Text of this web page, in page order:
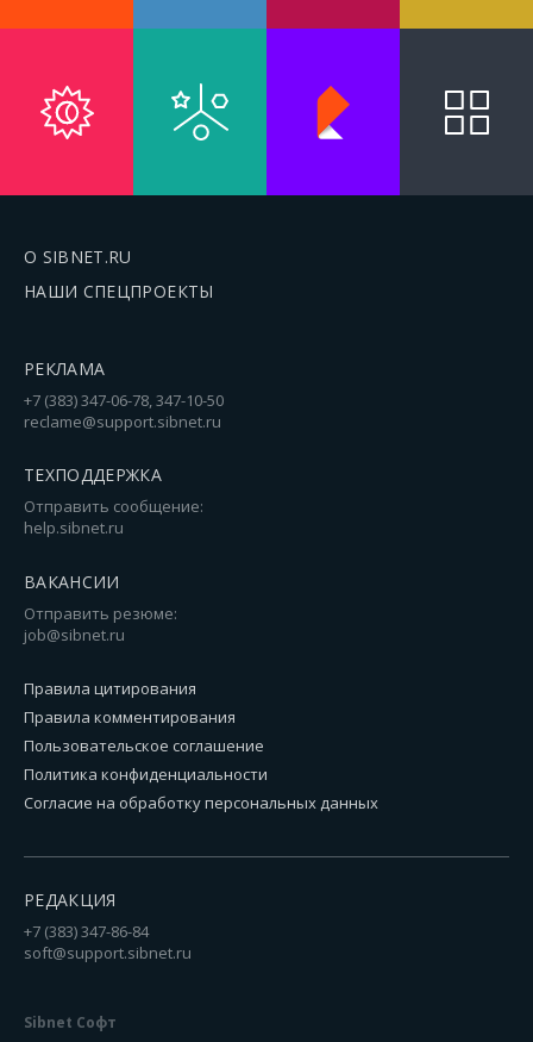
О SIBNET.RU
НАШИ СПЕЦПРОЕКТЫ
РЕКЛАМА
+7 (383) 347-06-78, 347-10-50
reclame@support.sibnet.ru
ТЕХПОДДЕРЖКА
Отправить сообщение:
help.sibnet.ru
ВАКАНСИИ
Отправить резюме:
job@sibnet.ru
Правила цитирования
Правила комментирования
Пользовательское соглашение
Политика конфиденциальности
Согласие на обработку персональных данных
РЕДАКЦИЯ
+7 (383) 347-86-84
soft@support.sibnet.ru
Sibnet Софт